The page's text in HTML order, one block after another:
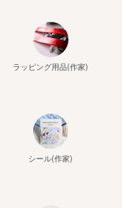
ラッピング用品(作家)
シール(作家)